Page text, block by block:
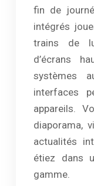
fin de
intégrés
trains de
d’écrans
systèmes
interfaces
appareils.
diaporama,
actualités
étiez dans
gamme.